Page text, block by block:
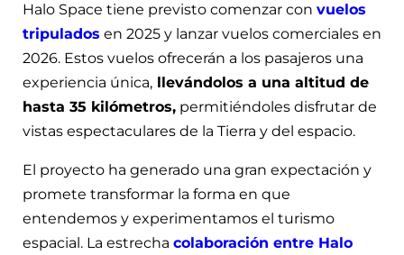
Halo Space tiene previsto comenzar con vuelos
tripulados en 2025 y lanzar vuelos comerciales en
2026. Estos vuelos ofrecerán a los pasajeros una
experiencia única, llevándolos a una altitud de
hasta 35 kilómetros, permitiéndoles disfrutar de
vistas espectaculares de la Tierra y del espacio.
El proyecto ha generado una gran expectación y
promete transformar la forma en que
entendemos y experimentamos el turismo
espacial. La estrecha colaboración entre Halo